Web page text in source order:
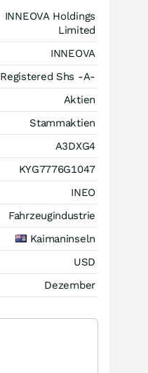
INNEOVA Holdings
Limited
INNEOVA
Registered Shs -A-
Aktien
Stammaktien
A3DXG4
KYG7776G1047
INEO
Fahrzeugindustrie
Kaimaninseln
USD
Dezember